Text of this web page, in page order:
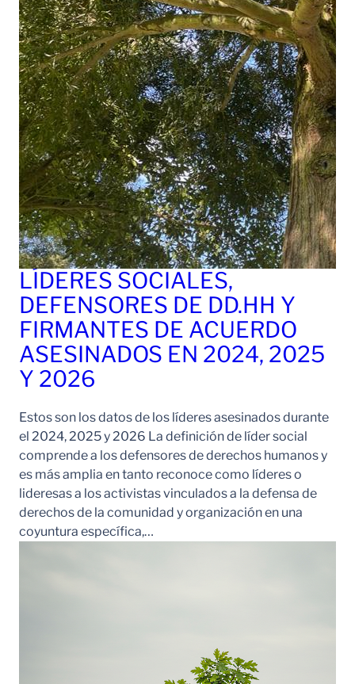
LÍDERES SOCIALES,
DEFENSORES DE DD.HH Y
FIRMANTES DE ACUERDO
ASESINADOS EN 2024, 2025
Y 2026
Estos son los datos de los líderes asesinados durante
el 2024, 2025 y 2026 La definición de líder social
comprende a los defensores de derechos humanos y
es más amplia en tanto reconoce como líderes o
lideresas a los activistas vinculados a la defensa de
derechos de la comunidad y organización en una
coyuntura específica,…